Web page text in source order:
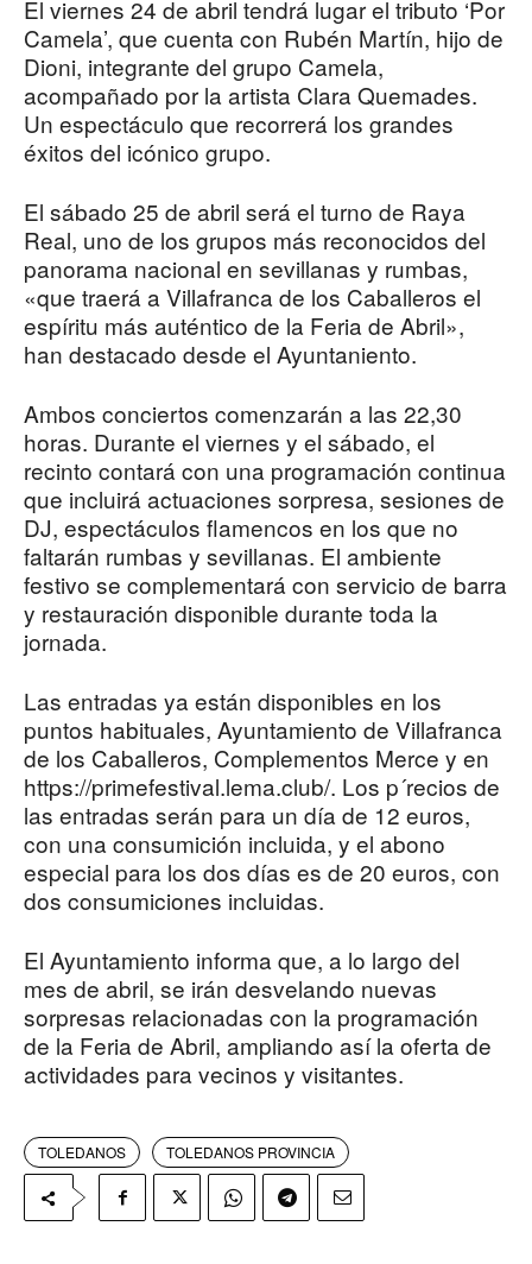
El viernes 24 de abril tendrá lugar el tributo ‘Por
Camela’, que cuenta con Rubén Martín, hijo de
Dioni, integrante del grupo Camela,
acompañado por la artista Clara Quemades.
Un espectáculo que recorrerá los grandes
éxitos del icónico grupo.
El sábado 25 de abril será el turno de Raya
Real, uno de los grupos más reconocidos del
panorama nacional en sevillanas y rumbas,
«que traerá a Villafranca de los Caballeros el
espíritu más auténtico de la Feria de Abril»,
han destacado desde el Ayuntaniento.
Ambos conciertos comenzarán a las 22,30
horas. Durante el viernes y el sábado, el
recinto contará con una programación continua
que incluirá actuaciones sorpresa, sesiones de
DJ, espectáculos flamencos en los que no
faltarán rumbas y sevillanas. El ambiente
festivo se complementará con servicio de barra
y restauración disponible durante toda la
jornada.
Las entradas ya están disponibles en los
puntos habituales, Ayuntamiento de Villafranca
de los Caballeros, Complementos Merce y en
https://primefestival.lema.club/. Los p´recios de
las entradas serán para un día de 12 euros,
con una consumición incluida, y el abono
especial para los dos días es de 20 euros, con
dos consumiciones incluidas.
El Ayuntamiento informa que, a lo largo del
mes de abril, se irán desvelando nuevas
sorpresas relacionadas con la programación
de la Feria de Abril, ampliando así la oferta de
actividades para vecinos y visitantes.
TOLEDANOS TOLEDANOS PROVINCIA